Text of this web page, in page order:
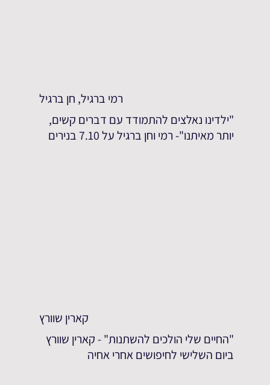
רמי ברגיל, חן ברגיל
"ילדינו נאלצים להתמודד עם דברים קשים,
יותר מאיתנו"- רמי וחן ברגיל על 7.10 בנירים
קארין שוורץ
"החיים שלי הולכים להשתנות" - קארין שוורץ
ביום השלישי לחיפושים אחרי אחיה